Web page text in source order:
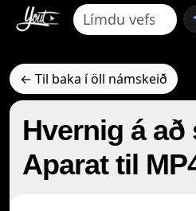
← Til baka í öll námskeið
Hvernig á
Aparat til